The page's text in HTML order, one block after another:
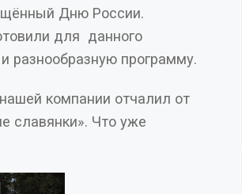
для данного
выездного мероприятия интересную и разнообразную программу.
компании отчалил от